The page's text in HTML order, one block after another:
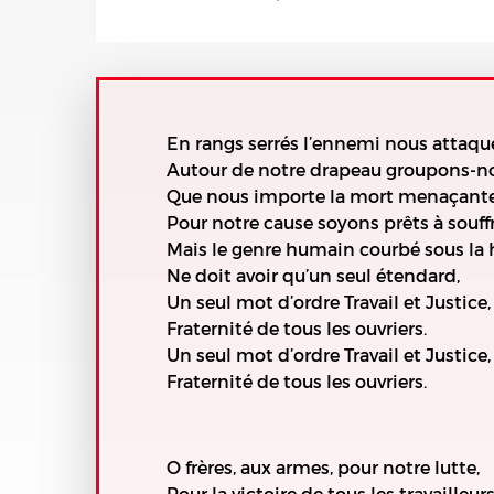
En rangs serrés l’ennemi nous
Autour de notre drapeau groupons-
Que nous importe la mort
Pour notre cause soyons prêts à
Mais le genre humain courbé sous la
Ne doit avoir qu’un seul étendard,
Un seul mot d’ordre Travail et Justice,
Fraternité de tous les ouvriers.
Un seul mot d’ordre Travail et Justice,
Fraternité de tous les ouvriers.
O frères, aux armes, pour notre lutte,